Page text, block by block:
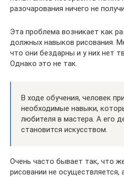
разочарования ничего не
Эта проблема возникает как
должных навыков рисования.
что они бездарны и у них нет
Однако это не так.
В ходе обучения, человек
необходимые навыки,
любителя в мастера. А его
становится искусством.
Очень часто бывает так, что
рисовании не осуществляется,